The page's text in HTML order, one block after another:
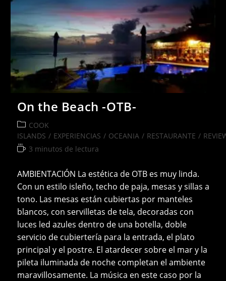
On the Beach -OTB-
Categoría
de
la
COOK
ISLANDS / EXPERIENCIAS / OCEANIA / RESTAURANTE /
Tiempo
lectura:
3 minutos de lectura
AMBIENTACIÓN La estética de OTB es muy linda.
Con un estilo isleño, techo de paja, mesas y sillas a
tono. Las mesas están cubiertas por manteles
blancos, con servilletas de tela, decoradas con
luces led azules dentro de una botella, doble
servicio de cubiertería para la entrada, el plato
principal y el postre. El atardecer sobre el mar y la
pileta iluminada de noche completan el ambiente
maravillosamente. La música en este caso por la